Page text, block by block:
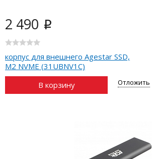
2 490 i
корпус для внешнего Agestar SSD,
M2 NVME (31UBNV1C)
В корзину
Отложить